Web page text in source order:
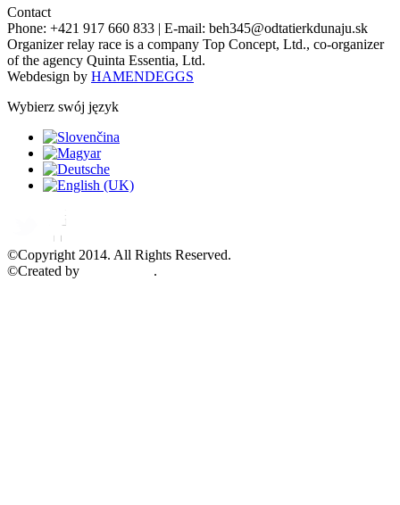
Contact
Phone: +421 917 660 833 | E-mail: beh345@odtatierkdunaju.sk
Organizer relay race is a company Top Concept, Ltd., co-organizer
of the agency Quinta Essentia, Ltd.
Webdesign by HAMENDEGGS
Wybierz swój język
©Copyright 2014. All Rights Reserved.
©Created by
.